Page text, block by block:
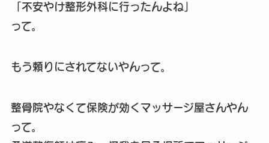
「不安やけ整形外科に行ったんよね」
って。
もう頼りにされてないやんって。
整骨院やなくて保険が効くマッサージ屋さんやん
って。